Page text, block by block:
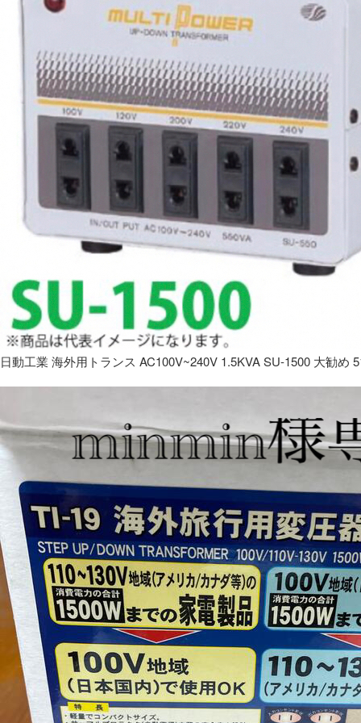
日動工業 海外用トランス AC100V~240V 1.5KVA SU-1500 大勧め